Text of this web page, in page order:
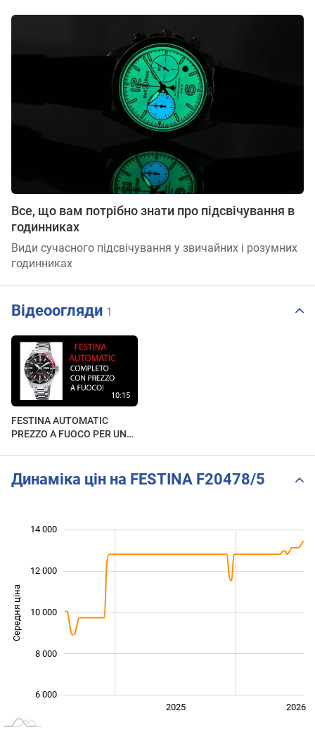
Все, що вам потрібно знати про підсвічування в
годинниках
Види сучасного підсвічування у звичайних і розумних
годинниках
Відеоогляди 1
FESTINA AUTOMATIC
PREZZO A FUOCO PER UN
Динаміка цін на FESTINA F20478/5
Середня ціна 10 000
6 000
8 000
10 000
12 000
14 000
2025 2026